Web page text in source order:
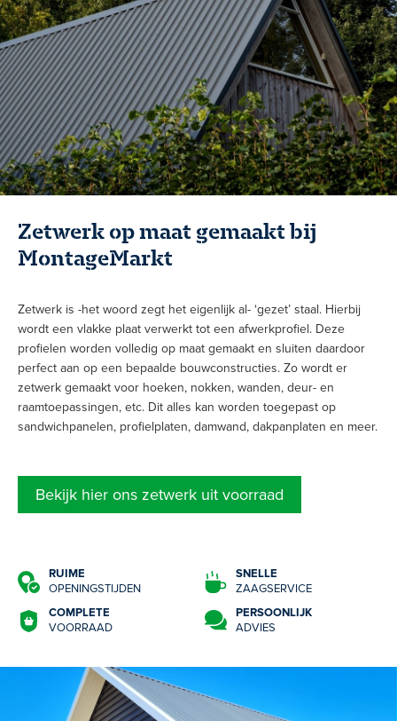
Zetwerk op maat gemaakt bij
MontageMarkt
Zetwerk is -het woord zegt het eigenlijk al- ‘gezet’ staal. Hierbij
wordt een vlakke plaat verwerkt tot een afwerkprofiel. Deze
profielen worden volledig op maat gemaakt en sluiten daardoor
perfect aan op een bepaalde bouwconstructies. Zo wordt er
zetwerk gemaakt voor hoeken, nokken, wanden, deur- en
raamtoepassingen, etc. Dit alles kan worden toegepast op
sandwichpanelen, profielplaten, damwand, dakpanplaten en meer.
Bekijk hier ons zetwerk uit voorraad
RUIME
OPENINGSTIJDEN
SNELLE
ZAAGSERVICE
COMPLETE
VOORRAAD
PERSOONLIJK
ADVIES